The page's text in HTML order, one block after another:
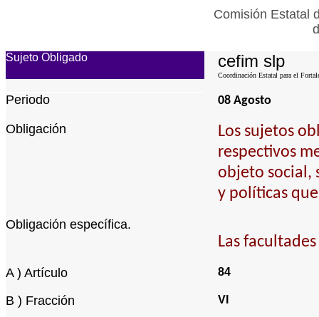
Comisión Estatal
Sujeto Obligado cefim slp
Coordinación Estatal para el
Periodo 08 Agosto
Obligación
Los sujetos
respectivos
objeto social,
y políticas
Obligación específica.
Las
A ) Artículo 84
B ) Fracción VI